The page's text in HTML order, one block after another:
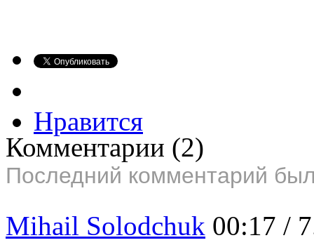
Нравится
Комментарии (2)
Последний комментарий
Mihail Solodchuk 00:17 /